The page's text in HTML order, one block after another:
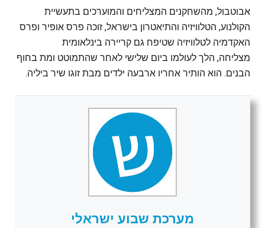
אבוטבול, מהשחקנים המצליחים והמוערכים בתעשיית
הקולנוע, הטלוויזיה והתיאטרון בישראל, זוכה פרס אופיר ופרס
האקדמיה לטלוויזיה שטיפח גם קריירה בינלאומית
מצליחה, הלך לעולמו ביום שלישי לאחר שהתמוטט ומת בחוף
הבנים. הוא הותיר אחריו ארבעה ילדים מבת זוגו שיר ביליה.
מערכת שבוע ישראלי